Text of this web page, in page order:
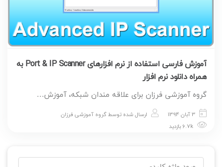
آموزش فارسی استفاده از نرم افزارهای Port & IP Scanner به
همراه دانلود نرم افزار
گروه آموزشی فرزان برای علاقه مندان شبکه، آموزش…
3 آبان 1394 ارسال شده توسطگروه آموزشی فرزان